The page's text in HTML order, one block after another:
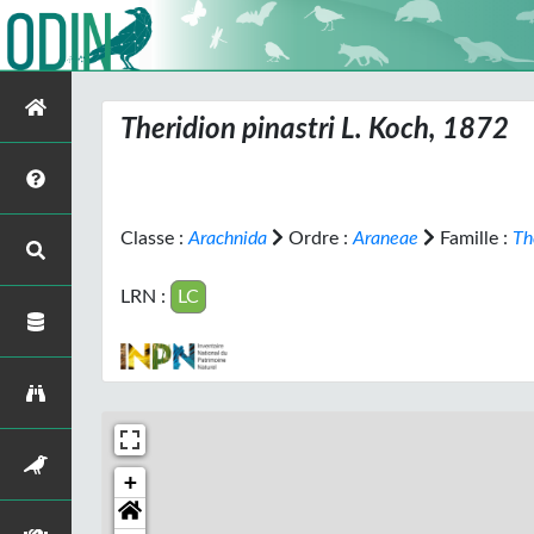
Theridion pinastri L. Koch, 1872
Classe : Arachnida Ordre : Araneae Famille :
LRN : LC
+